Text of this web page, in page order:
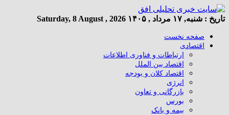
تاریخ : شنبه, ۱۷ مرداد , ۱۴۰۵ Saturday, 8 August , 2026
صفحه نخست
اقتصادی
ارتباطات و فناوری اطلاعات
اقتصاد بین الملل
اقتصاد کلان و بودجه
انرژی
بازرگانی و تعاون
بورس
بیمه و بانک